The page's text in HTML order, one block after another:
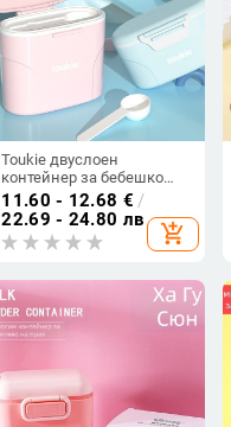
Toukie двуслоен
контейнер за бебешко
мляко и зърнени храни,
частна марка разрешена,
подходящ за новородени
до 3 години
11.60 - 12.68 € /
22.69 - 24.80 лв
add_shopping_cart